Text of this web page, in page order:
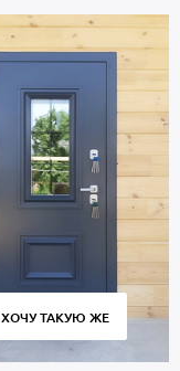
ХОЧУ ТАКУЮ ЖЕ